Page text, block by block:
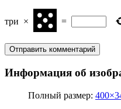
три × =
Информация об
Полный размер: